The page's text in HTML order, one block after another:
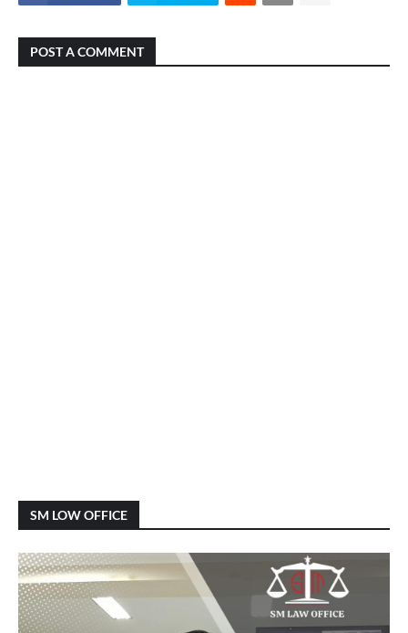
POST A COMMENT
SM LOW OFFICE